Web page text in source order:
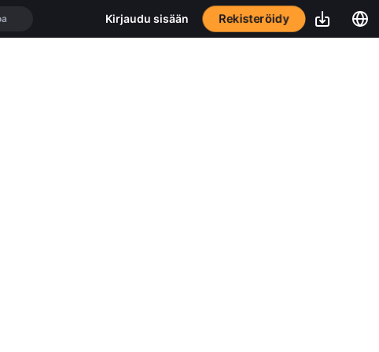
Kirjaudu sisään Rekisteröidy